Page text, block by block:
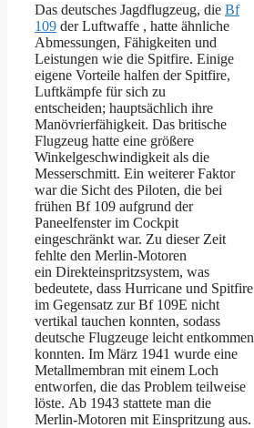
Das deutsches Jagdflugzeug, die Bf
109 der Luftwaffe , hatte ähnliche
Abmessungen, Fähigkeiten und
Leistungen wie die Spitfire. Einige
eigene Vorteile halfen der Spitfire,
Luftkämpfe für sich zu
entscheiden; hauptsächlich ihre
Manövrierfähigkeit. Das britische
Flugzeug hatte eine größere
Winkelgeschwindigkeit als die
Messerschmitt. Ein weiterer Faktor
war die Sicht des Piloten, die bei
frühen Bf 109 aufgrund der
Paneelfenster im Cockpit
eingeschränkt war. Zu dieser Zeit
fehlte den Merlin-Motoren
ein Direkteinspritzsystem, was
bedeutete, dass Hurricane und Spitfire
im Gegensatz zur Bf 109E nicht
vertikal tauchen konnten, sodass
deutsche Flugzeuge leicht entkommen
konnten. Im März 1941 wurde eine
Metallmembran mit einem Loch
entworfen, die das Problem teilweise
löste. Ab 1943 stattete man die
Merlin-Motoren mit Einspritzung aus.